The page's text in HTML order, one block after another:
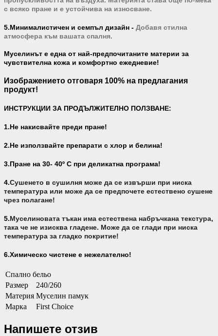
с всяко пране и е устойчива на износване.
5.Минималистичен и семпъл дизайн - Добавя стилна
атмосфера към вашата спалня.
Муселинът е една от най-предпочитаните материи за
чувствителна кожа и комфортно ежедневие!
Изображението отговаря 100% на предлагания
продукт!
ИНСТРУКЦИИ ЗА ПРОДЪЛЖИТЕЛНО ПОЛЗВАНЕ:
1.Не накисвайте преди пране!
2.Не използвайте препарати с хлор и белина!
3.Пране на 30- 40º С при деликатна програма!
4.Сушенето в сушилня може да се извърши при ниска
температура или може да се предпочете естествено сушене
чрез полагане!
5.Муселиновата тъкан има естествена набръчкана текстура,
така че не изисква гладене. Може да се глади при ниска
температура за гладко покритие!
6.Химическо чистене е нежелателно!
Спално бельо
Размер
240/260
Материя Муселин памук
Марка
First Choice
Напишете отзив